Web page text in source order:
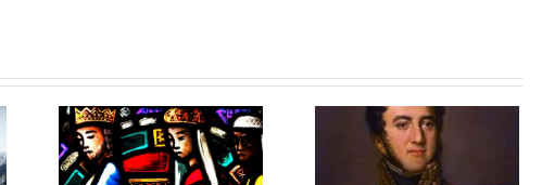
3 janvier
2026 :
Louis-